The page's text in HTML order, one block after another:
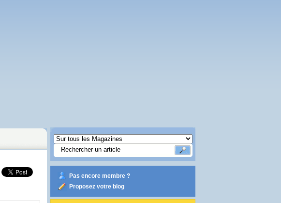
Pas encore membre ?
Proposez votre blog